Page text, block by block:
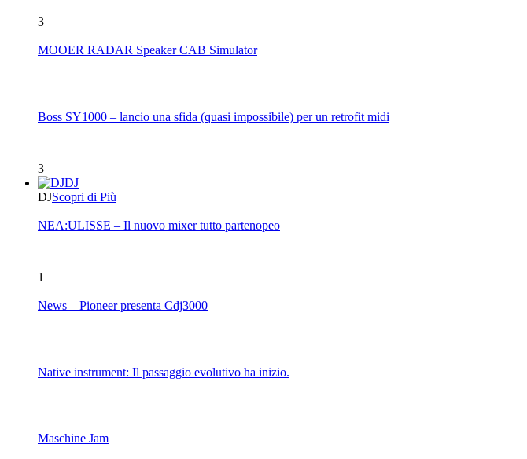
3
MOOER RADAR Speaker CAB Simulator
Boss SY1000 – lancio una sfida (quasi impossibile) per un retrofit midi
3
DJ
DJScopri di Più
NEA:ULISSE – Il nuovo mixer tutto partenopeo
1
News – Pioneer presenta Cdj3000
Native instrument: Il passaggio evolutivo ha inizio.
Maschine Jam